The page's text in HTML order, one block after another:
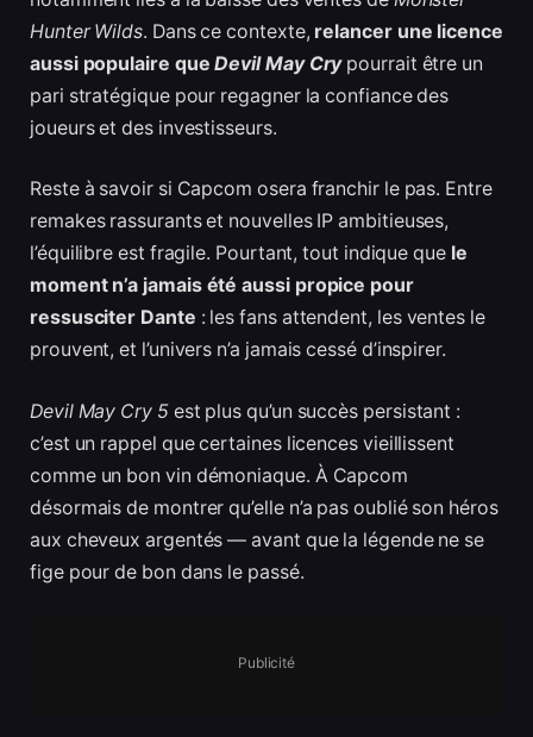
Hunter Wilds. Dans ce contexte, relancer une licence
aussi populaire queDevil May Crypourrait être un
pari stratégique pour regagner la confiance des
joueurs et des investisseurs.
Reste à savoir si Capcom osera franchir le pas. Entre
remakes rassurants et nouvelles IP ambitieuses,
l’équilibre est fragile. Pourtant, tout indique que le
moment n’a jamais été aussi propice pour
ressusciter Dante : les fans attendent, les ventes le
prouvent, et l’univers n’a jamais cessé d’inspirer.
Devil May Cry 5est plus qu’un succès persistant :
c’est un rappel que certaines licences vieillissent
comme un bon vin démoniaque. À Capcom
désormais de montrer qu’elle n’a pas oublié son héros
aux cheveux argentés — avant que la légende ne se
fige pour de bon dans le passé.
Publicité